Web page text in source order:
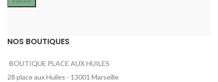
NOS BOUTIQUES
BOUTIQUE PLACE AUX HUILES
28 place aux Huiles - 13001 Marseille